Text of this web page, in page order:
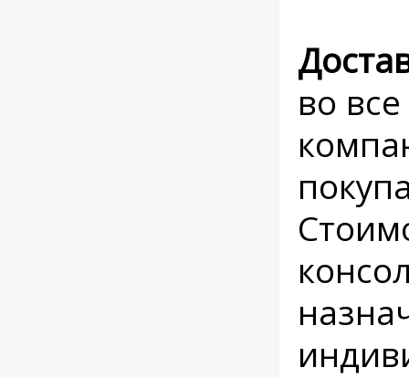
во